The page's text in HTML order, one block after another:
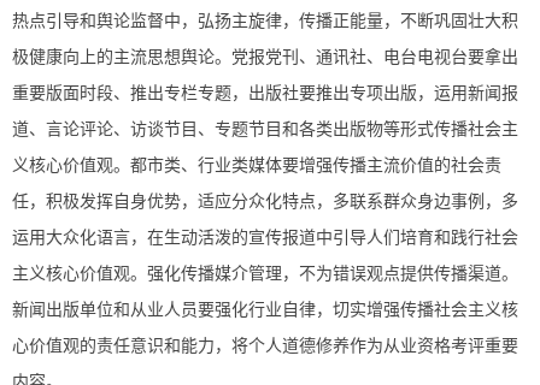
热点引导和舆论监督中，弘扬主旋律，传播正能量，不断巩固壮大积
极健康向上的主流思想舆论。党报党刊、通讯社、电台电视台要拿出
重要版面时段、推出专栏专题，出版社要推出专项出版，运用新闻报
道、言论评论、访谈节目、专题节目和各类出版物等形式传播社会主
义核心价值观。都市类、行业类媒体要增强传播主流价值的社会责
任，积极发挥自身优势，适应分众化特点，多联系群众身边事例，多
运用大众化语言，在生动活泼的宣传报道中引导人们培育和践行社会
主义核心价值观。强化传播媒介管理，不为错误观点提供传播渠道。
新闻出版单位和从业人员要强化行业自律，切实增强传播社会主义核
心价值观的责任意识和能力，将个人道德修养作为从业资格考评重要